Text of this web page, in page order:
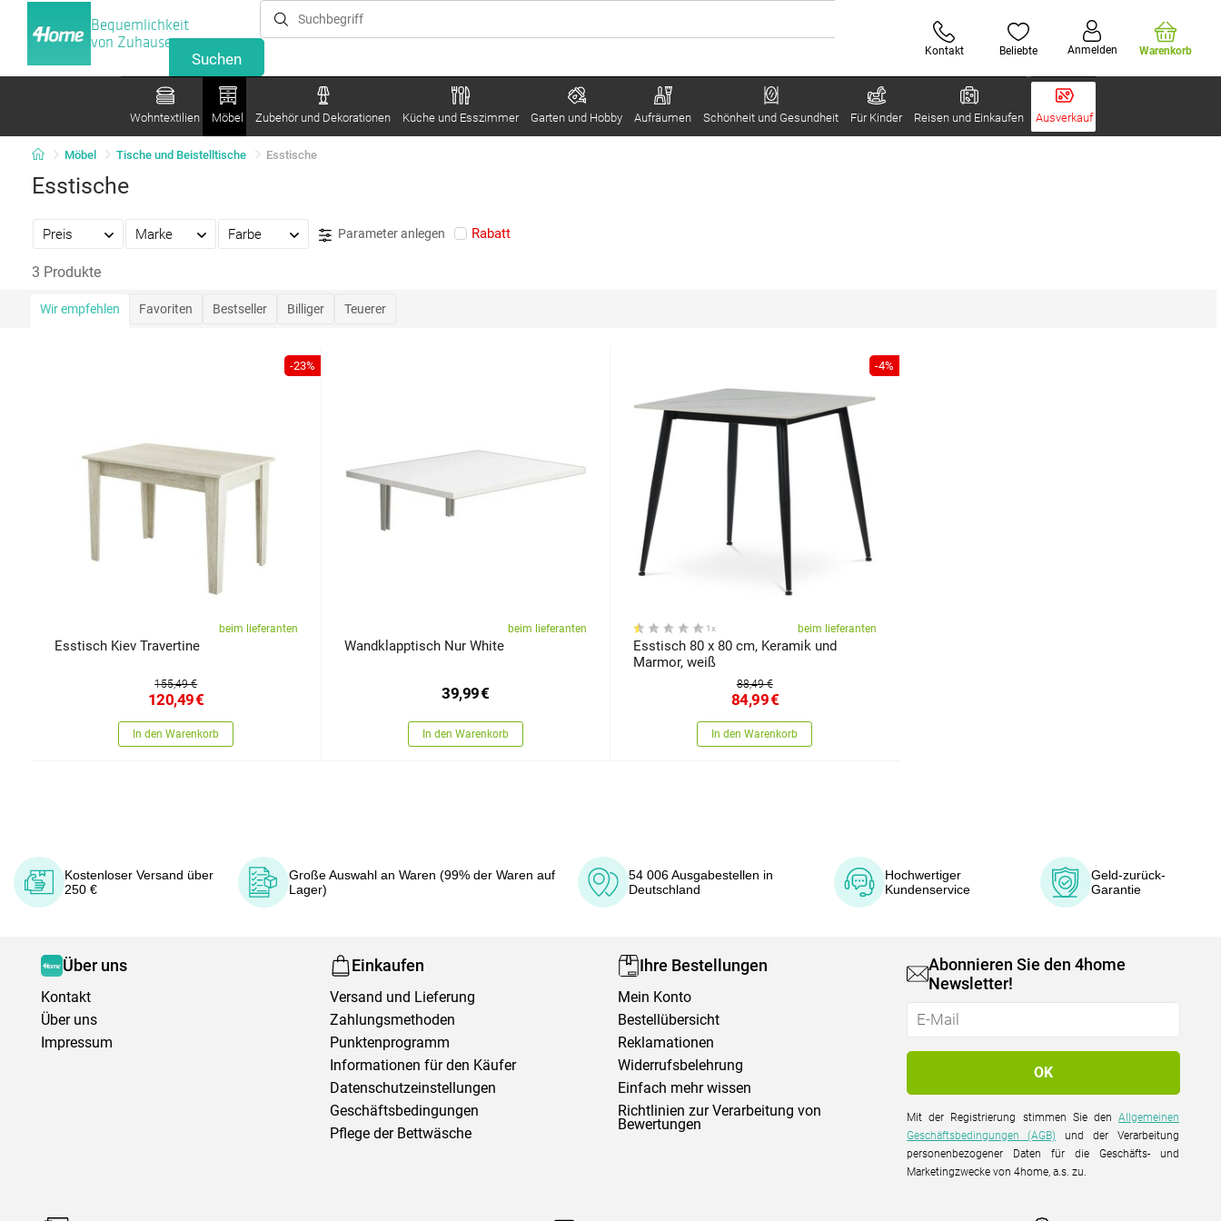
Bequemlichkeit
von Zuhause
Kontakt Beliebte Anmelden Warenkorb
Wohntextilien Möbel Zubehör und Dekorationen Küche und Esszimmer Garten und Hobby Aufräumen Schönheit und Gesundheit Für Kinder Reisen und Einkaufen Ausverkauf
Möbel Tische und Beistelltische Esstische
Esstische
Preis Marke Farbe Parameter anlegen Rabatt
3 Produkte
Wir empfehlen Favoriten Bestseller Billiger Teuerer
-23%
beim lieferanten
Esstisch Kiev Travertine
155,49 €
120,49€
In den Warenkorb
beim lieferanten
Wandklapptisch Nur White
39,99€
In den Warenkorb
-4%
1x beim lieferanten
Esstisch 80 x 80 cm, Keramik und
Marmor, weiß
88,49 €
84,99€
In den Warenkorb
Kostenloser Versand über
250 €
Große Auswahl an Waren (99% der Waren auf
Lager)
54 006 Ausgabestellen in
Deutschland
Hochwertiger
Kundenservice
Geld-zurück-
Garantie
Über uns
Kontakt
Über uns
Impressum
Einkaufen
Versand und Lieferung
Zahlungsmethoden
Punktenprogramm
Informationen für den Käufer
Datenschutzeinstellungen
Geschäftsbedingungen
Pflege der Bettwäsche
Ihre Bestellungen
Mein Konto
Bestellübersicht
Reklamationen
Widerrufsbelehrung
Einfach mehr wissen
Richtlinien zur Verarbeitung von
Bewertungen
Abonnieren Sie den 4home
Newsletter!
Mit der Registrierung stimmen Sie denAllgemeinen
Geschäftsbedingungen (AGB) und der Verarbeitung
personenbezogener Daten für die Geschäfts- und
Marketingzwecke von 4home, a.s. zu.